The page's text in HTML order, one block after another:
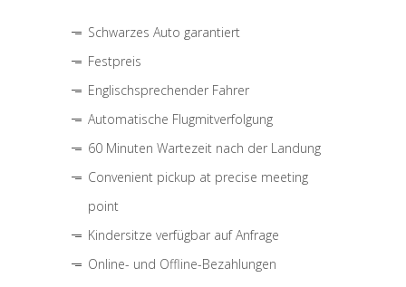
Schwarzes Auto garantiert
Festpreis
Englischsprechender Fahrer
Automatische Flugmitverfolgung
60 Minuten Wartezeit nach der Landung
Convenient pickup at precise meeting
point
Kindersitze verfügbar auf Anfrage
Online- und Offline-Bezahlungen